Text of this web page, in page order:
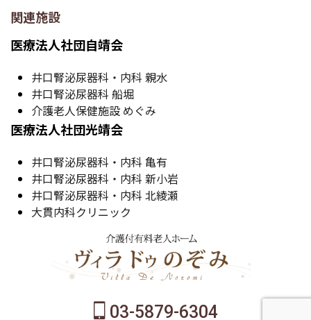
関連施設
医療法人社団自靖会
井口腎泌尿器科・内科 親水
井口腎泌尿器科 船堀
介護老人保健施設 めぐみ
医療法人社団光靖会
井口腎泌尿器科・内科 亀有
井口腎泌尿器科・内科 新小岩
井口腎泌尿器科・内科 北綾瀬
大貫内科クリニック
03-5879-6304